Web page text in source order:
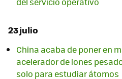
23 julio
China acaba de poner en
acelerador de iones
solo para estudiar átomos